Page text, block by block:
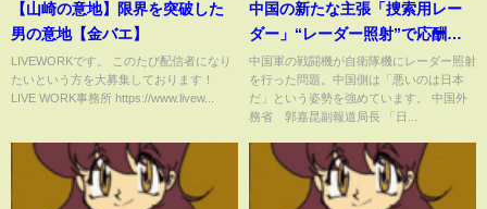
【山崎の意地】限界を突破した
男の意地【金バエ】
LIVEWORKです。 このたび配信者になり
たいという方を大募集しております！
LIVE WORK事務所 https://www.livew...
中国の新たな主張「捜索用レー
ダー」“レーダー照射”で応酬激
化 今後どうなる？【報道ステ
ーション】(2025年12月9日)
中国軍の戦闘機が自衛隊機にレーダー照射
を行った問題。中国側は「悪いのは日本
だ」という姿勢を強めています。 中国外
務省 郭嘉昆副報道局長 「日...